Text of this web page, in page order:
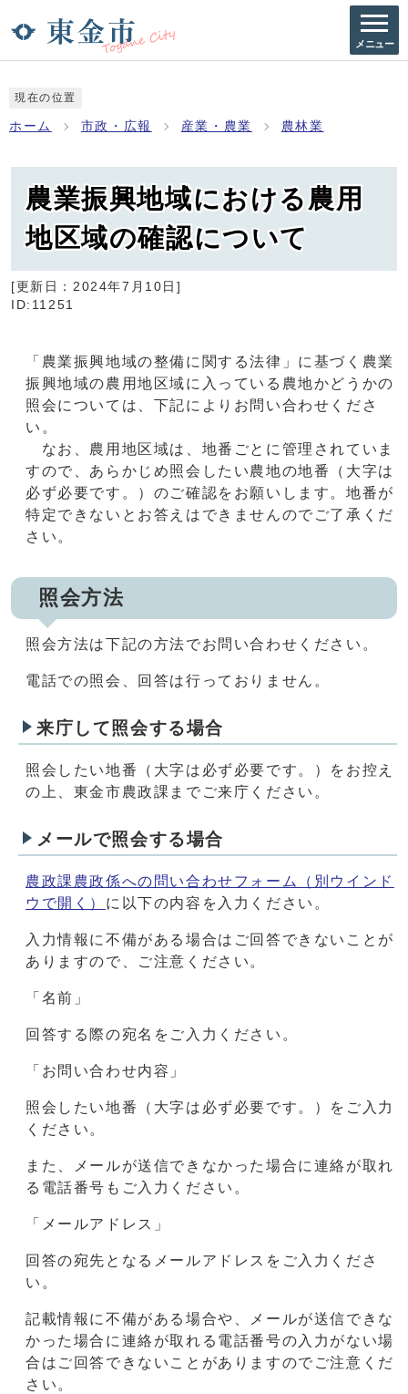
メニュー
現在の位置
ホーム 市政・広報 産業・農業 農林業
農業振興地域における農用
地区域の確認について
[更新日： 2024年7月10日 ]
ID:11251
「農業振興地域の整備に関する法律」に基づく農業
振興地域の農用地区域に入っている農地かどうかの
照会については、下記によりお問い合わせくださ
い。
なお、農用地区域は、地番ごとに管理されていま
すので、あらかじめ照会したい農地の地番（大字は
必ず必要です。）のご確認をお願いします。地番が
特定できないとお答えはできませんのでご了承くだ
さい。
照会方法
照会方法は下記の方法でお問い合わせください。
電話での照会、回答は行っておりません。
来庁して照会する場合
照会したい地番（大字は必ず必要です。）をお控え
の上、東金市農政課までご来庁ください。
メールで照会する場合
農政課農政係への問い合わせフォーム
（別ウインド
ウで開く） に以下の内容を入力ください。
入力情報に不備がある場合はご回答できないことが
ありますので、ご注意ください。
「名前」
回答する際の宛名をご入力ください。
「お問い合わせ内容」
照会したい地番（大字は必ず必要です。）をご入力
ください。
また、メールが送信できなかった場合に連絡が取れ
る電話番号もご入力ください。
「メールアドレス」
回答の宛先となるメールアドレスをご入力くださ
い。
記載情報に不備がある場合や、メールが送信できな
かった場合に連絡が取れる電話番号の入力がない場
合はご回答できないことがありますのでご注意くだ
さい。